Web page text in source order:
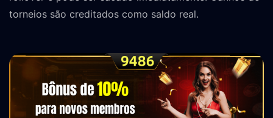
torneios são creditados como saldo real.